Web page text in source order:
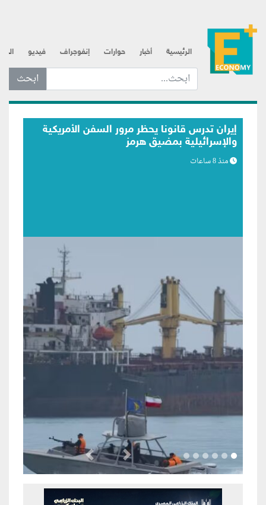
الرئيسية أخبار حوارات إنفوجراف فيديو
ابحث عن... :
بلومبرج: اتصالات متكررة لترامب مع رئيس
الفيدرالي تعكس مساعي لبسط النفوذ
منذ 9 ساعات
Previous Next